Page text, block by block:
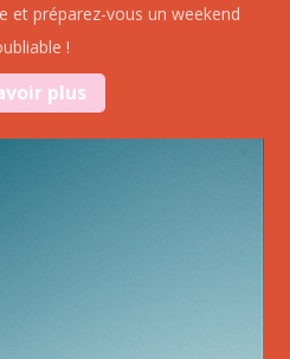
et préparez-vous un weekend
!
plus